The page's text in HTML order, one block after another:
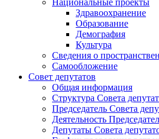
Здравоохранение
Образование
Демография
Культура
Сведения о
Самообложение
Совет депутатов
Общая информация
Структура Совета
Председатель Совета
Деятельность
Депутаты Совета